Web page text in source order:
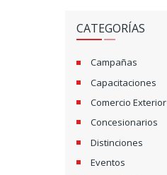
CATEGORÍAS
Campañas
Capacitaciones
Comercio Exterior
Concesionarios
Distinciones
Eventos